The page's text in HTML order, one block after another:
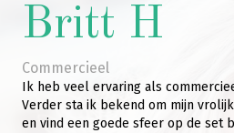
Britt H
Commercieel
Ik heb veel ervaring als
Verder sta ik bekend om mijn
en vind een goede sfeer op de set